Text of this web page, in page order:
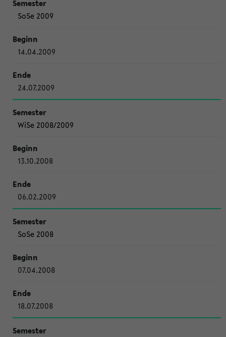
SoSe 2009
14.04.2009
24.07.2009
WiSe 2008/2009
13.10.2008
06.02.2009
SoSe 2008
07.04.2008
18.07.2008